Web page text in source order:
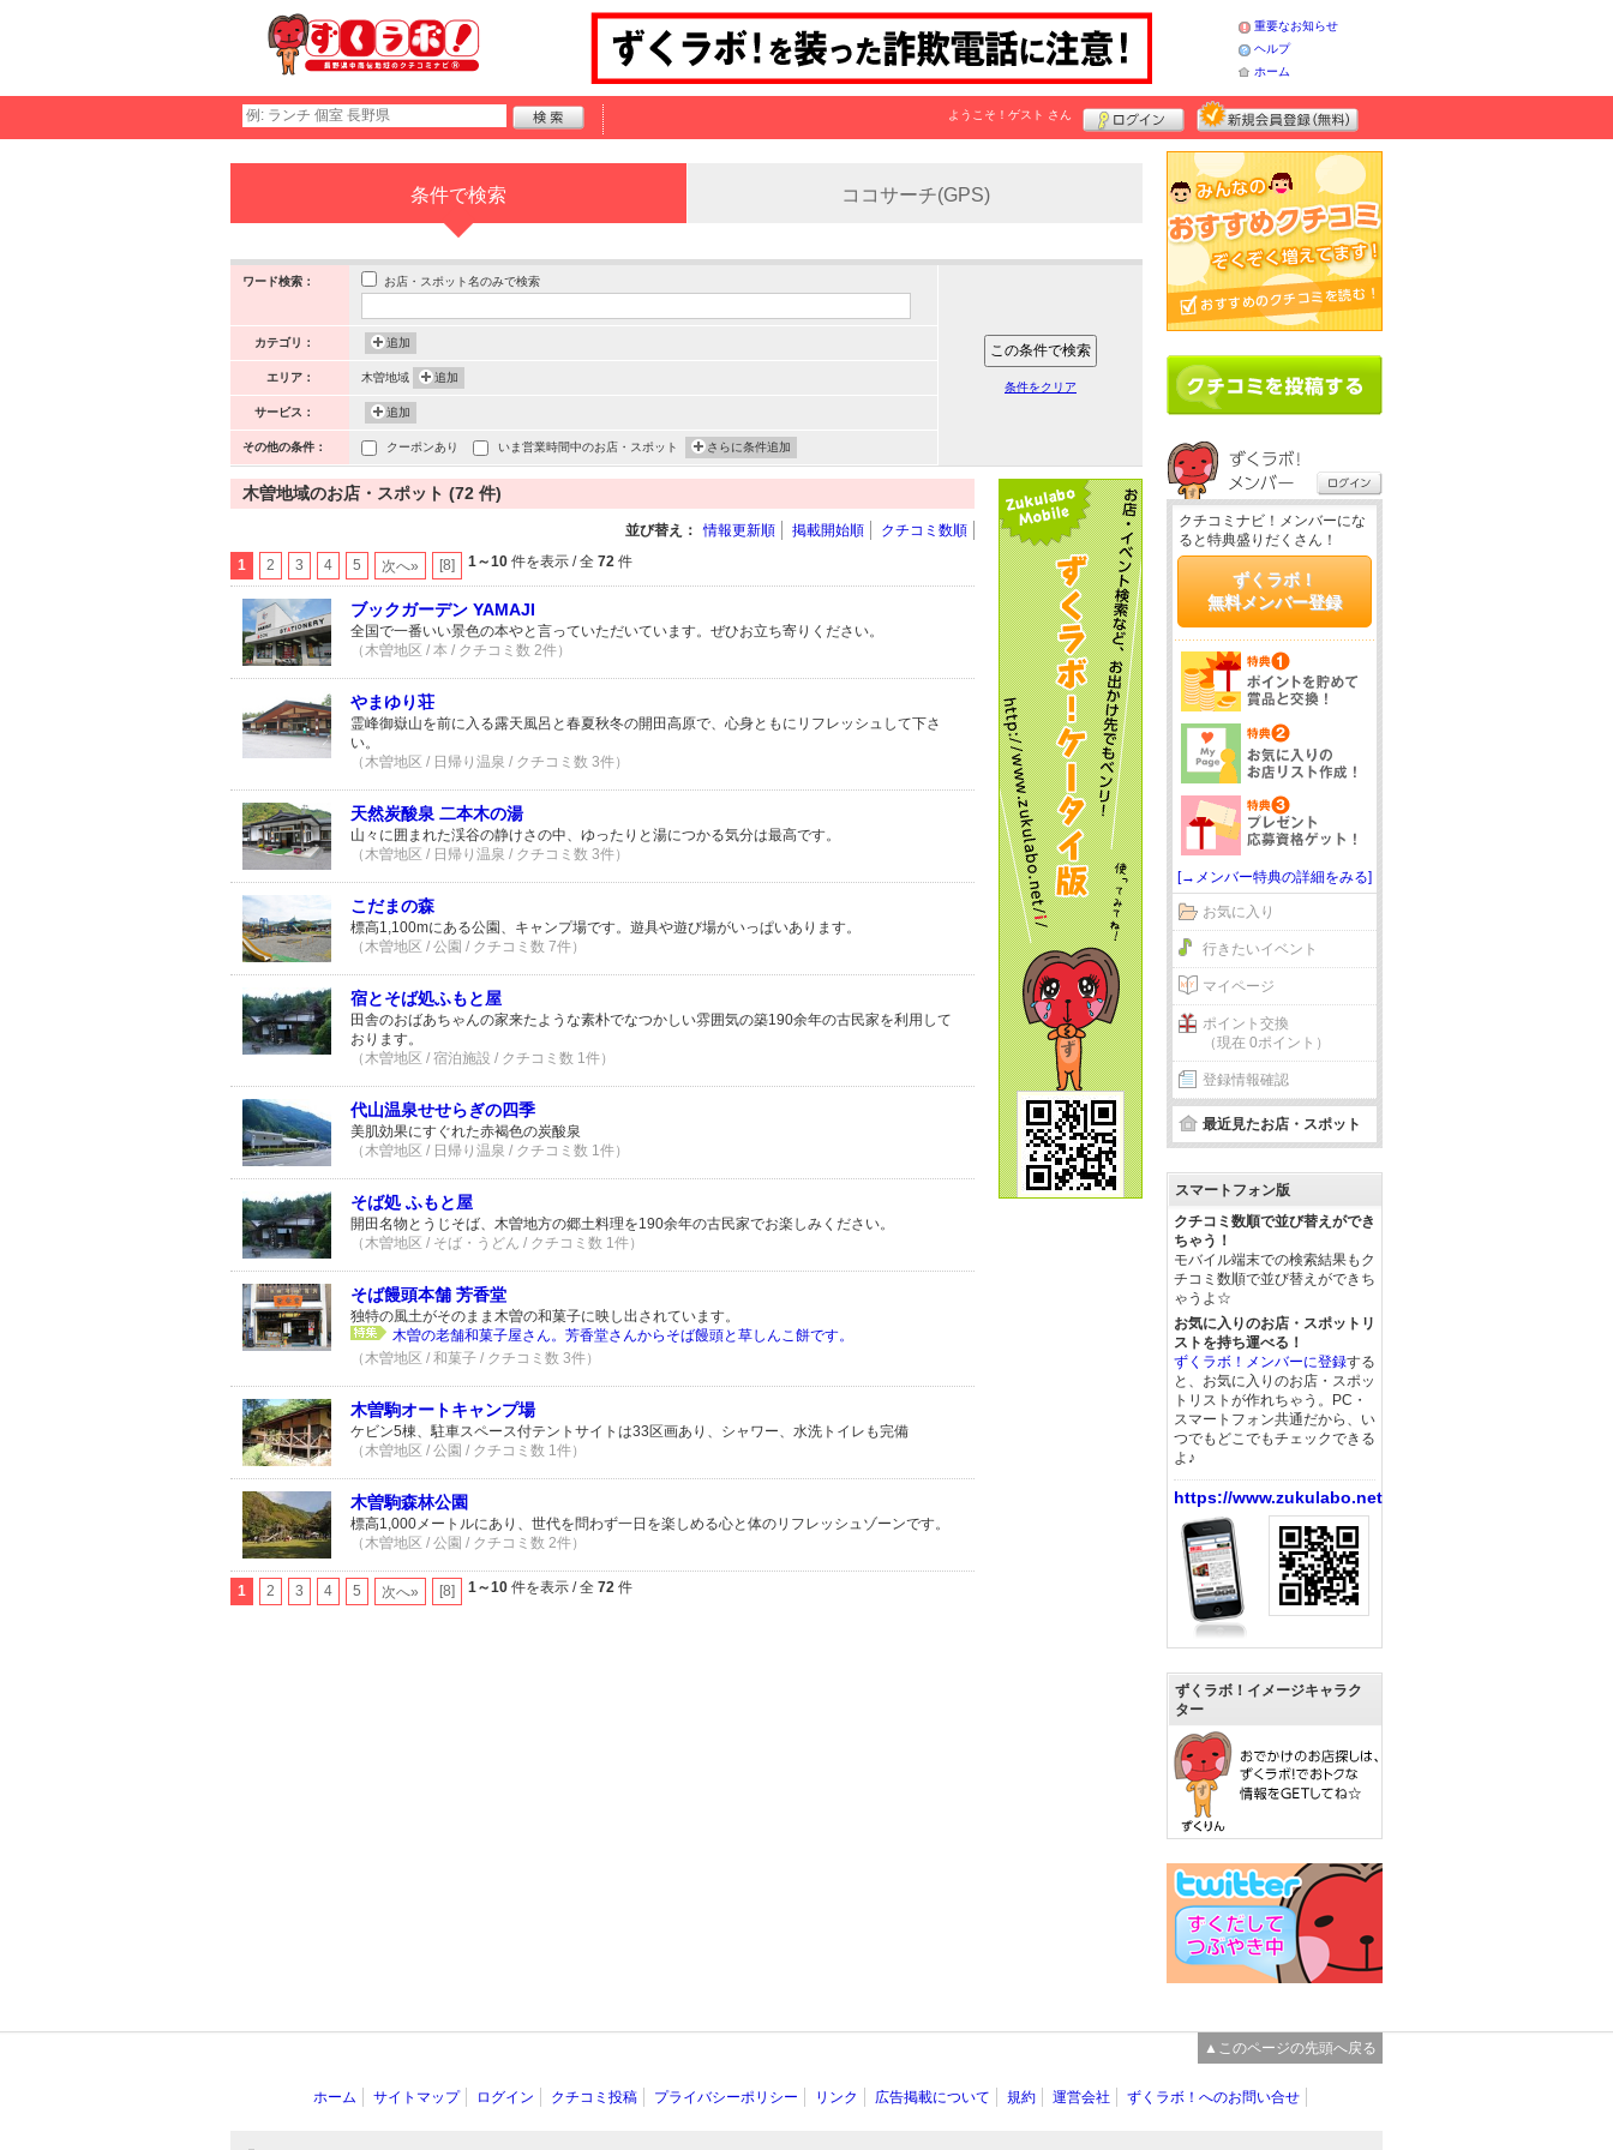
重要なお知らせ
ヘルプ
ホーム
ようこそ！ ゲスト さん
条件で検索 ココサーチ(GPS)
ワード検索： お店・スポット名のみで検索
カテゴリ： 追加
エリア： 木曽地域 追加
サービス： 追加
その他の条件： クーポンあり いま営業時間中のお店・スポット さらに条件追加
条件をクリア
木曽地域のお店・スポット (72 件)
並び替え： 情報更新順 掲載開始順 クチコミ数順
1 2 3 4 5 次へ» [8] 1～10 件を表示 / 全 72 件
ブックガーデン YAMAJI
全国で一番いい景色の本やと言っていただいています。ぜひお立ち寄りください。
（木曽地区 / 本 / クチコミ数 2件）
やまゆり荘
霊峰御嶽山を前に入る露天風呂と春夏秋冬の開田高原で、心身ともにリフレッシュして下さ
い。
（木曽地区 / 日帰り温泉 / クチコミ数 3件）
天然炭酸泉 二本木の湯
山々に囲まれた渓谷の静けさの中、ゆったりと湯につかる気分は最高です。
（木曽地区 / 日帰り温泉 / クチコミ数 3件）
こだまの森
標高1,100mにある公園、キャンプ場です。遊具や遊び場がいっぱいあります。
（木曽地区 / 公園 / クチコミ数 7件）
宿とそば処ふもと屋
田舎のおばあちゃんの家来たような素朴でなつかしい雰囲気の築190余年の古民家を利用して
おります。
（木曽地区 / 宿泊施設 / クチコミ数 1件）
代山温泉せせらぎの四季
美肌効果にすぐれた赤褐色の炭酸泉
（木曽地区 / 日帰り温泉 / クチコミ数 1件）
そば処 ふもと屋
開田名物とうじそば、木曽地方の郷土料理を190余年の古民家でお楽しみください。
（木曽地区 / そば・うどん / クチコミ数 1件）
そば饅頭本舗 芳香堂
独特の風土がそのまま木曽の和菓子に映し出されています。
木曽の老舗和菓子屋さん。芳香堂さんからそば饅頭と草しんこ餅です。
（木曽地区 / 和菓子 / クチコミ数 3件）
木曽駒オートキャンプ場
ケビン5棟、駐車スペース付テントサイトは33区画あり、シャワー、水洗トイレも完備
（木曽地区 / 公園 / クチコミ数 1件）
木曽駒森林公園
標高1,000メートルにあり、世代を問わず一日を楽しめる心と体のリフレッシュゾーンです。
（木曽地区 / 公園 / クチコミ数 2件）
1 2 3 4 5 次へ» [8] 1～10 件を表示 / 全 72 件
クチコミナビ！メンバーにな
ると特典盛りだくさん！
ずくラボ！
無料メンバー登録
[→メンバー特典の詳細をみる]
お気に入り
行きたいイベント
マイページ
ポイント交換
（現在 0ポイント）
登録情報確認
最近見たお店・スポット
スマートフォン版
クチコミ数順で並び替えができ
ちゃう！
モバイル端末での検索結果もク
チコミ数順で並び替えができち
ゃうよ☆
お気に入りのお店・スポットリ
ストを持ち運べる！
ずくラボ！メンバーに登録する
と、お気に入りのお店・スポッ
トリストが作れちゃう。PC・
スマートフォン共通だから、い
つでもどこでもチェックできる
よ♪
https://www.zukulabo.net/
ずくラボ！イメージキャラク
ター
▲このページの先頭へ戻る
ホーム サイトマップ ログイン クチコミ投稿 プライバシーポリシー リンク 広告掲載について 規約 運営会社 ずくラボ！へのお問い合せ